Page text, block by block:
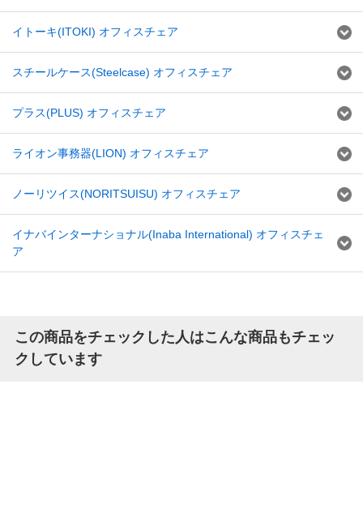
イトーキ(ITOKI) オフィスチェア
スチールケース(Steelcase) オフィスチェア
プラス(PLUS) オフィスチェア
ライオン事務器(LION) オフィスチェア
ノーリツイス(NORITSUISU) オフィスチェア
イナバインターナショナル(Inaba International) オフィスチェ
ア
この商品をチェックした人はこんな商品もチェッ
クしています